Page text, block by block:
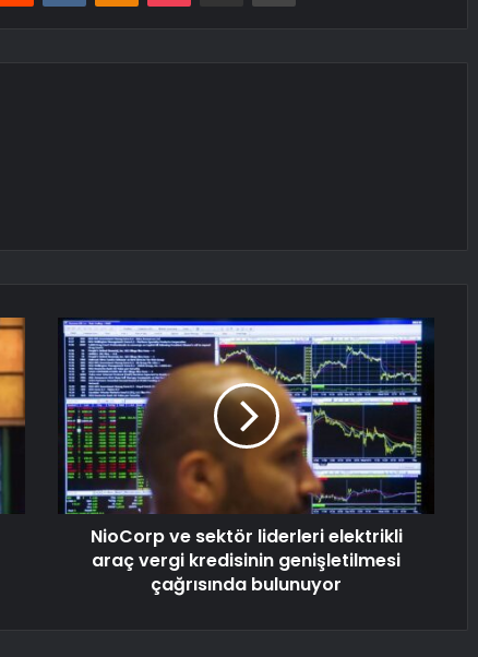
NioCorp ve sektör liderleri elektrikli
araç vergi kredisinin genişletilmesi
çağrısında bulunuyor